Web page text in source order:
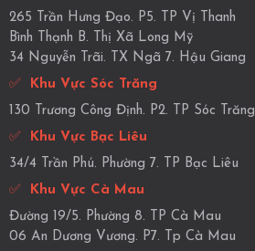
265 Trần Hưng Đạo. P5. TP Vị Thanh
Bình Thạnh B. Thị Xã Long Mỹ
34 Nguyễn Trãi. TX Ngã 7. Hậu Giang
✅ Khu Vực Sóc Trăng
130 Trương Công Định. P2. TP Sóc Trăng
✅ Khu Vực Bạc Liêu
34/4 Trần Phú. Phường 7. TP Bạc Liêu
✅ Khu Vực Cà Mau
Đường 19/5. Phường 8. TP Cà Mau
06 An Dương Vương. P7. Tp Cà Mau